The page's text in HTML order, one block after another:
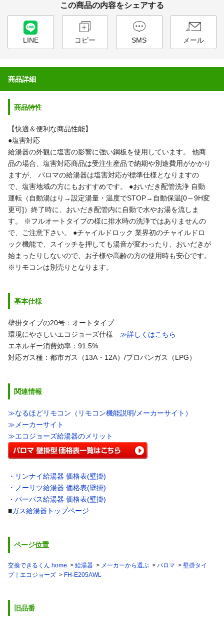
この商品の内容をシェアする
LINE コピー SMS メール
商品詳細
商品特性
【快適＆便利な商品性能】
●塩害対応
給湯器の外観に塩害の影響に強い鋼板を使用しています。
他商
品の場合、塩害対応商品は受注生産品で納期や別途費用がかかり
ますが、
パロマの給湯器は塩害対応が標準仕様となりますの
で、塩害地域の方にもおすすめです。
●おいだき配管洗浄 自動
運転（自動湯はり→設定湯量・温度でSTOP→自動保温[0～9H変
更可]）終了時に、おいだき配管内に自動で水やお湯を流しま
す。
※フルオートタイプの様に排水時の洗浄ではありませんの
で、ご注意下さい。
●チャイルドロック 業界初のチャイルドロ
ック機能で、スイッチを押しても湯音が変わったり、おいだきが
始まったりしないので、お子様や高齢の方の使用時も安心です。
※リモコンは別売りとなります。
基本仕様
壁掛タイプの20号：オートタイプ
環境にやさしいエコジョーズ仕様 ≫詳しくはこちら
エネルギー消費効率：91.5%
対応ガス種：都市ガス（13A・12A）/プロパンガス（LPG）
関連情報
≫なるほどリモコン（リモコン機能説明/メーカーサイト）
≫メーカーサイト
≫エコジョーズ給湯器のメリット
・リンナイ給湯器 価格表(壁掛)
・ノーリツ給湯器 価格表(壁掛)
・パーパス給湯器 価格表(壁掛)
■ガス給湯器トップページ
ページ位置
交換できるくん home 給湯器 メーカーから選ぶ パロマ
壁掛タイ
プ｜エコジョーズ
FH-E205AWL
旧品番